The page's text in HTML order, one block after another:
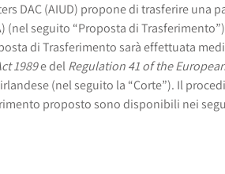
DAC (AIUD) propone di trasferire
(nel seguito “Proposta di
di Trasferimento sarà effettuata
1989e delRegulation 41 of the
(nel seguito la “Corte”). Il
proposto sono disponibili nei